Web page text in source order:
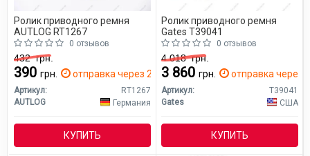
Ролик приводного ремня
AUTLOG RT1267
0 отзывов
432грн.
390 грн. отправка через 2 дн.
Артикул:
RT1267
AUTLOG
Германия
КУПИТЬ
Ролик приводного ремня
Gates T39041
0 отзывов
4 018грн.
3 860 грн. отправка через
Артикул:
T39041
Gates
США
КУПИТЬ